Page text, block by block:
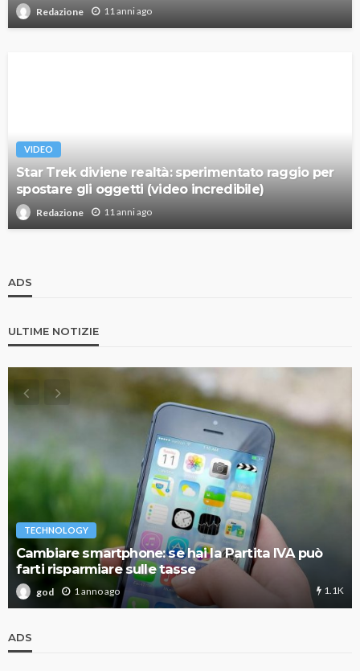
Redazione 11 anni ago
VIDEO
Star Trek diviene realtà: sperimentato raggio per
spostare gli oggetti (video incredibile)
Redazione 11 anni ago
ADS
ULTIME NOTIZIE
TECHNOLOGY
Cambiare smartphone: se hai la Partita IVA può
farti risparmiare sulle tasse
god 1 anno ago 1.1K
ADS